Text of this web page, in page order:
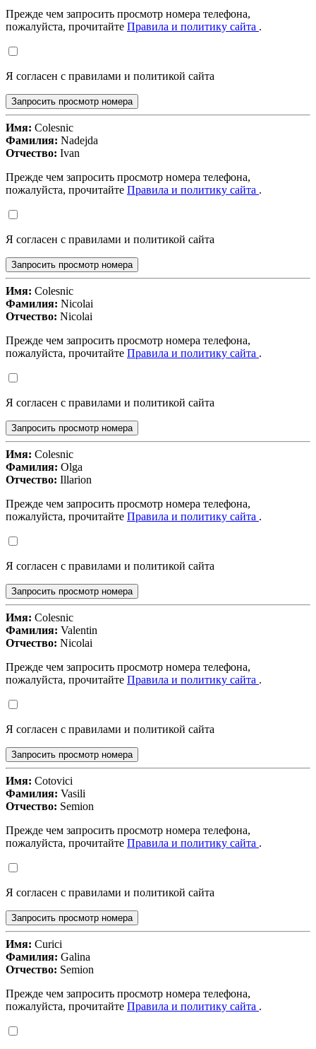
Прежде чем запросить просмотр номера телефона,
пожалуйста, прочитайте Правила и политику сайта .
Я согласен с правилами и политикой сайта
Запросить просмотр номера
Имя: Colesnic
Фамилия: Nadejda
Отчество: Ivan
Прежде чем запросить просмотр номера телефона,
пожалуйста, прочитайте Правила и политику сайта .
Я согласен с правилами и политикой сайта
Запросить просмотр номера
Имя: Colesnic
Фамилия: Nicolai
Отчество: Nicolai
Прежде чем запросить просмотр номера телефона,
пожалуйста, прочитайте Правила и политику сайта .
Я согласен с правилами и политикой сайта
Запросить просмотр номера
Имя: Colesnic
Фамилия: Olga
Отчество: Illarion
Прежде чем запросить просмотр номера телефона,
пожалуйста, прочитайте Правила и политику сайта .
Я согласен с правилами и политикой сайта
Запросить просмотр номера
Имя: Colesnic
Фамилия: Valentin
Отчество: Nicolai
Прежде чем запросить просмотр номера телефона,
пожалуйста, прочитайте Правила и политику сайта .
Я согласен с правилами и политикой сайта
Запросить просмотр номера
Имя: Cotovici
Фамилия: Vasili
Отчество: Semion
Прежде чем запросить просмотр номера телефона,
пожалуйста, прочитайте Правила и политику сайта .
Я согласен с правилами и политикой сайта
Запросить просмотр номера
Имя: Curici
Фамилия: Galina
Отчество: Semion
Прежде чем запросить просмотр номера телефона,
пожалуйста, прочитайте Правила и политику сайта .